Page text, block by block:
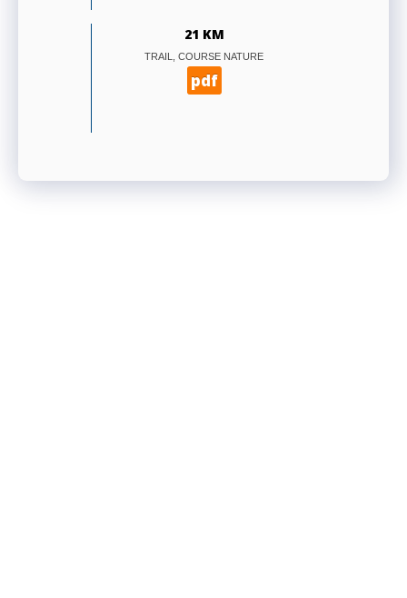
21 KM
TRAIL, COURSE NATURE
pdf